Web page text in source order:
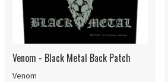
Venom - Black Metal Back Patch
Venom